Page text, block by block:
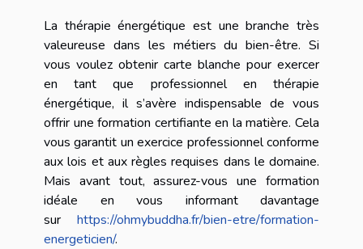
La thérapie énergétique est une branche très
valeureuse dans les métiers du bien-être. Si
vous voulez obtenir carte blanche pour exercer
en tant que professionnel en thérapie
énergétique, il s’avère indispensable de vous
offrir une formation certifiante en la matière. Cela
vous garantit un exercice professionnel conforme
aux lois et aux règles requises dans le domaine.
Mais avant tout, assurez-vous une formation
idéale en vous informant davantage
sur https://ohmybuddha.fr/bien-etre/formation-
energeticien/.